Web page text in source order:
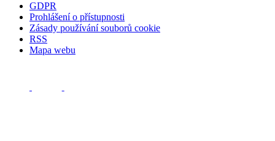
GDPR
Prohlášení o přístupnosti
Zásady používání souborů cookie
RSS
Mapa webu